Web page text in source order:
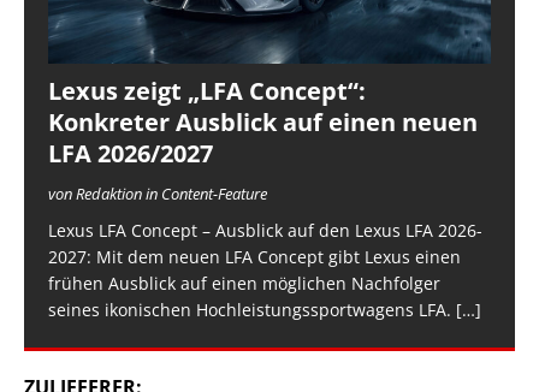
Lexus zeigt „LFA Concept“:
Konkreter Ausblick auf einen neuen
LFA 2026/2027
von Redaktion in Content-Feature
Lexus LFA Concept – Ausblick auf den Lexus LFA 2026-
2027: Mit dem neuen LFA Concept gibt Lexus einen
frühen Ausblick auf einen möglichen Nachfolger
seines ikonischen Hochleistungssportwagens LFA. […]